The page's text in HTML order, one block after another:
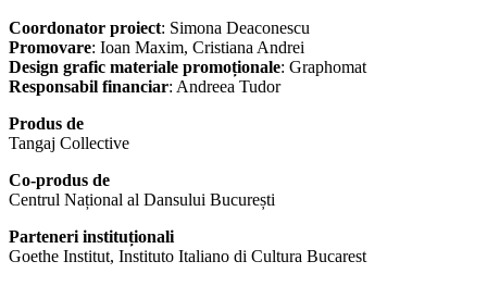
Coordonator proiect: Simona Deaconescu
Promovare: Ioan Maxim, Cristiana Andrei
Design grafic materiale promoționale: Graphomat
Responsabil financiar: Andreea Tudor
Produs de
Tangaj Collective
Co-produs de
Centrul Național al Dansului București
Parteneri instituționali
Goethe Institut, Instituto Italiano di Cultura Bucarest